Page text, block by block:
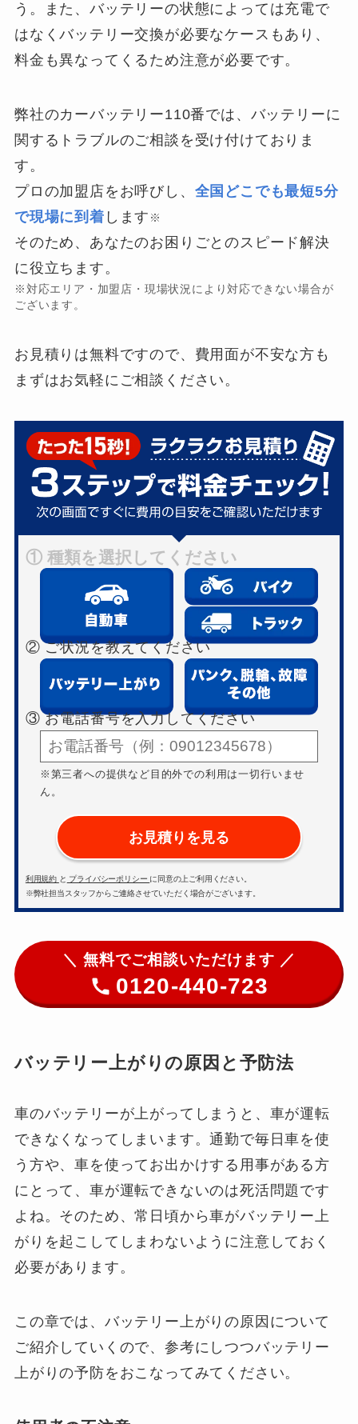
う。また、バッテリーの状態によっては充電で
はなくバッテリー交換が必要なケースもあり、
料金も異なってくるため注意が必要です。
弊社のカーバッテリー110番では、バッテリーに
関するトラブルのご相談を受け付けておりま
す。
プロの加盟店をお呼びし、 全国どこでも最短5分
で現場に到着 します ※
そのため、あなたのお困りごとのスピード解決
に役立ちます。
※対応エリア・加盟店・現場状況により対応できない場合が
ございます。
お見積りは無料ですので、費用面が不安な方も
まずはお気軽にご相談ください。
① 種類を選択してください
② ご状況を教えてください
③ お電話番号を入力してください
※第三者への提供など目的外での利用は一切行いませ
ん。
お見積りを見る
利用規約 と プライバシーポリシー に同意の上ご利用ください。
※弊社担当スタッフからご連絡させていただく場合がございます。
＼ 無料でご相談いただけます ／
0120-440-723
バッテリー上がりの原因と予防法
車のバッテリーが上がってしまうと、車が運転
できなくなってしまいます。通勤で毎日車を使
う方や、車を使ってお出かけする用事がある方
にとって、車が運転できないのは死活問題です
よね。そのため、常日頃から車がバッテリー上
がりを起こしてしまわないように注意しておく
必要があります。
この章では、バッテリー上がりの原因について
ご紹介していくので、参考にしつつバッテリー
上がりの予防をおこなってみてください。